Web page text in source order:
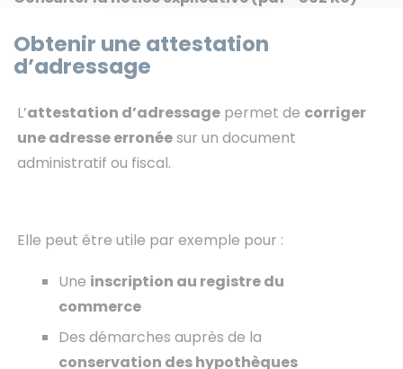
Obtenir une attestation
d’adressage
L’attestation d’adressage permet de corriger
une adresse erronéesur un document
administratif ou fiscal.
Elle peut être utile par exemple pour :
Une inscription au registre du
commerce
Des démarches auprès de la
conservation des hypothèques